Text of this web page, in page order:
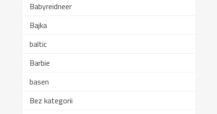
Babyreidneer
Bajka
baltic
Barbie
basen
Bez kategorii